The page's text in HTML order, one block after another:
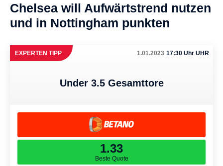
Chelsea will Aufwärtstrend nutzen
und in Nottingham punkten
EXPERTEN TIPP 1.01.2023 17:30 Uhr UHR
Under 3.5 Gesamttore
1.33
Beste Quote